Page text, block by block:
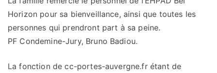
Horizon pour sa bienveillance, ainsi que toutes les
personnes qui prendront part à sa peine.
PF Condemine-Jury, Bruno Badiou.
La fonction de cc-portes-auvergne.fr étant de